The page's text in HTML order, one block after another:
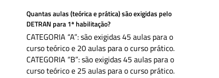
Quantas aulas (teórica e prática) são exigidas pelo
DETRAN para 1ª habilitação?
CATEGORIA “A”: são exigidas 45 aulas para o
curso teórico e 20 aulas para o curso prático.
CATEGORIA “B”: são exigidas 45 aulas para o
curso teórico e 25 aulas para o curso prático.